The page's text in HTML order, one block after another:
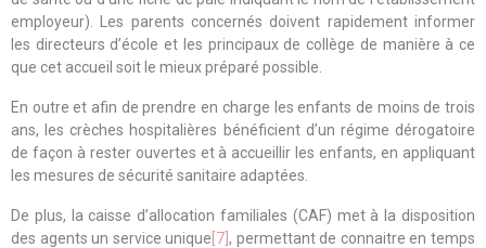
employeur). Les parents concernés doivent rapidement informer
les directeurs d’école et les principaux de collège de manière à ce
que cet accueil soit le mieux préparé possible.
En outre et afin de prendre en charge les enfants de moins de trois
ans, les crèches hospitalières bénéficient d’un régime dérogatoire
de façon à rester ouvertes et à accueillir les enfants, en appliquant
les mesures de sécurité sanitaire adaptées.
De plus, la caisse d’allocation familiales (CAF) met à la disposition
des agents un service unique [7], permettant de connaitre en temps